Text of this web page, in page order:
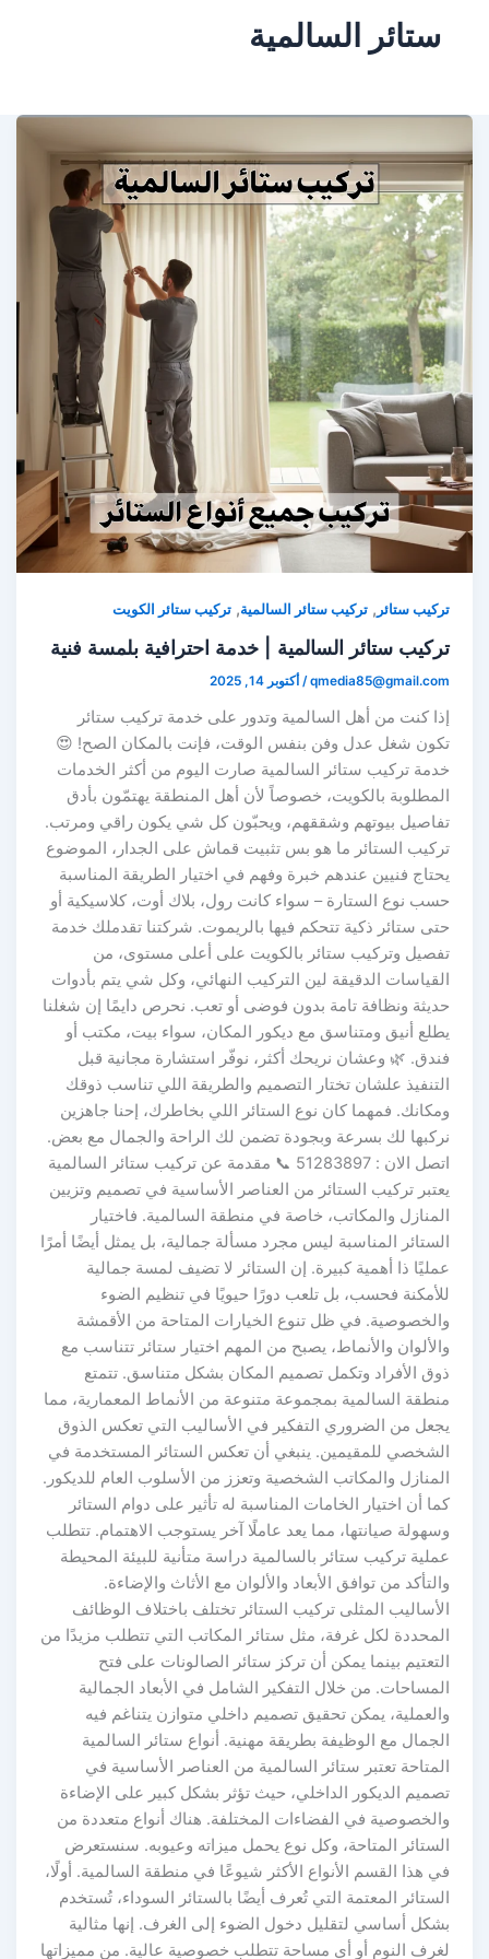
ستائر السالمية
تركيب ستائر ,تركيب ستائر السالمية,تركيب ستائر الكويت
تركيب ستائر السالمية | خدمة احترافية بلمسة فنية
qmedia85@gmail.com
/ أكتوبر 14, 2025
إذا كنت من أهل السالمية وتدور على خدمة تركيب ستائر
تكون شغل عدل وفن بنفس الوقت، فإنت بالمكان الصح! 😍
خدمة تركيب ستائر السالمية صارت اليوم من أكثر الخدمات
المطلوبة بالكويت، خصوصاً لأن أهل المنطقة يهتمّون بأدق
تفاصيل بيوتهم وشققهم، ويحبّون كل شي يكون راقي ومرتب.
تركيب الستائر ما هو بس تثبيت قماش على الجدار، الموضوع
يحتاج فنيين عندهم خبرة وفهم في اختيار الطريقة المناسبة
حسب نوع الستارة – سواء كانت رول، بلاك أوت، كلاسيكية أو
حتى ستائر ذكية تتحكم فيها بالريموت. شركتنا تقدملك خدمة
تفصيل وتركيب ستائر بالكويت على أعلى مستوى، من
القياسات الدقيقة لين التركيب النهائي، وكل شي يتم بأدوات
حديثة ونظافة تامة بدون فوضى أو تعب. نحرص دايمًا إن شغلنا
يطلع أنيق ومتناسق مع ديكور المكان، سواء بيت، مكتب أو
فندق. 🌿 وعشان نريحك أكثر، نوفّر استشارة مجانية قبل
التنفيذ علشان تختار التصميم والطريقة اللي تناسب ذوقك
ومكانك. فمهما كان نوع الستائر اللي بخاطرك، إحنا جاهزين
نركبها لك بسرعة وبجودة تضمن لك الراحة والجمال مع بعض.
اتصل الان : 51283897 📞 مقدمة عن تركيب ستائر السالمية
يعتبر تركيب الستائر من العناصر الأساسية في تصميم وتزيين
المنازل والمكاتب، خاصة في منطقة السالمية. فاختيار
الستائر المناسبة ليس مجرد مسألة جمالية، بل يمثل أيضًا أمرًا
عمليًا ذا أهمية كبيرة. إن الستائر لا تضيف لمسة جمالية
للأمكنة فحسب، بل تلعب دورًا حيويًا في تنظيم الضوء
والخصوصية. في ظل تنوع الخيارات المتاحة من الأقمشة
والألوان والأنماط، يصبح من المهم اختيار ستائر تتناسب مع
ذوق الأفراد وتكمل تصميم المكان بشكل متناسق. تتمتع
منطقة السالمية بمجموعة متنوعة من الأنماط المعمارية، مما
يجعل من الضروري التفكير في الأساليب التي تعكس الذوق
الشخصي للمقيمين. ينبغي أن تعكس الستائر المستخدمة في
المنازل والمكاتب الشخصية وتعزز من الأسلوب العام للديكور.
كما أن اختيار الخامات المناسبة له تأثير على دوام الستائر
وسهولة صيانتها، مما يعد عاملًا آخر يستوجب الاهتمام. تتطلب
عملية تركيب ستائر بالسالمية دراسة متأنية للبيئة المحيطة
والتأكد من توافق الأبعاد والألوان مع الأثاث والإضاءة.
الأساليب المثلى تركيب الستائر تختلف باختلاف الوظائف
المحددة لكل غرفة، مثل ستائر المكاتب التي تتطلب مزيدًا من
التعتيم بينما يمكن أن تركز ستائر الصالونات على فتح
المساحات. من خلال التفكير الشامل في الأبعاد الجمالية
والعملية، يمكن تحقيق تصميم داخلي متوازن يتناغم فيه
الجمال مع الوظيفة بطريقة مهنية. أنواع ستائر السالمية
المتاحة تعتبر ستائر السالمية من العناصر الأساسية في
تصميم الديكور الداخلي، حيث تؤثر بشكل كبير على الإضاءة
والخصوصية في الفضاءات المختلفة. هناك أنواع متعددة من
الستائر المتاحة، وكل نوع يحمل ميزاته وعيوبه. سنستعرض
في هذا القسم الأنواع الأكثر شيوعًا في منطقة السالمية. أولًا،
الستائر المعتمة التي تُعرف أيضًا بالستائر السوداء، تُستخدم
بشكل أساسي لتقليل دخول الضوء إلى الغرف. إنها مثالية
لغرف النوم أو أي مساحة تتطلب خصوصية عالية. من مميزاتها